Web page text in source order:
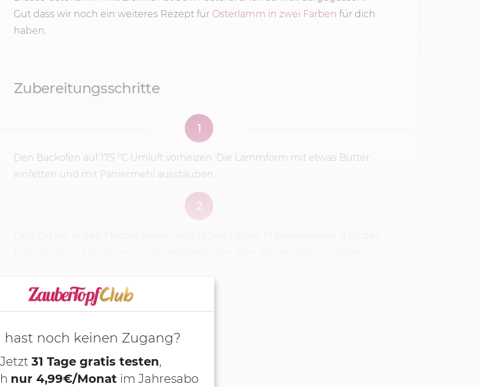
Gut dass wir noch ein weiteres Rezept für Osterlamm in zwei Farben für dich
haben.
Zubereitungsschritte
1
Den Backofen auf175 °C Umluft vorheizen. Die Lammform mit etwas Butter
einfetten und mit Paniermehl ausstäuben.
2
hast noch keinen Zugang?
Jetzt 31 Tage gratis testen,
nur 4,99€/Monat im Jahresabo